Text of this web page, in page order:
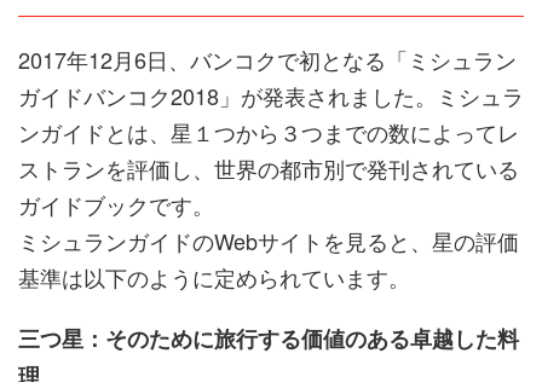
2017年12月6日、バンコクで初となる「ミシュラン
ガイドバンコク2018」が発表されました。ミシュラ
ンガイドとは、星１つから３つまでの数によってレ
ストランを評価し、世界の都市別で発刊されている
ガイドブックです。
ミシュランガイドのWebサイトを見ると、星の評価
基準は以下のように定められています。
三つ星：そのために旅行する価値のある卓越した料
理